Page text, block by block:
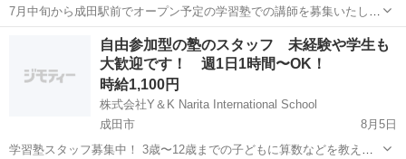
7月中旬から成田駅前でオープン予定の学習塾での講師を募集いたしま
す。 ☆主な業務☆ 学習計画カリキュラム作成 教材作成 学習支援 児童
生徒の管理 など ☆求める人材☆ 小中学校での実務経験者 カリキュラ
塾講師 フリースクール
自由参加型の塾のスタッフ 未経験や学生も
大歓迎です！ 週1日1時間〜OK！
時給1,100円
株式会社Y＆K Narita International School
成田市
8月5日
学習塾スタッフ募集中！ 3歳〜12歳までの子どもに算数などを教える